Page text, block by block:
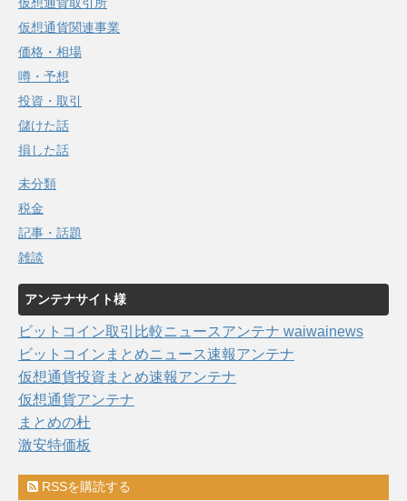
仮想通貨取引所
仮想通貨関連事業
価格・相場
噂・予想
投資・取引
儲けた話
損した話
未分類
税金
記事・話題
雑談
アンテナサイト様
ビットコイン取引比較ニュースアンテナ waiwainews
ビットコインまとめニュース速報アンテナ
仮想通貨投資まとめ速報アンテナ
仮想通貨アンテナ
まとめの杜
激安特価板
RSSを購読する